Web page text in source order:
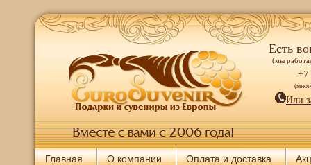
Есть
(мы
+7
Или
Главная О компании Оплата и доставка